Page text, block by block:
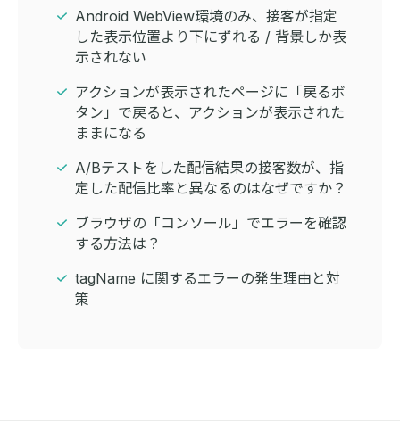
Android WebView環境のみ、接客が指定
した表示位置より下にずれる / 背景しか表
示されない
アクションが表示されたページに「戻るボ
タン」で戻ると、アクションが表示された
ままになる
A/Bテストをした配信結果の接客数が、指
定した配信比率と異なるのはなぜですか？
ブラウザの「コンソール」でエラーを確認
する方法は？
tagName に関するエラーの発生理由と対
策